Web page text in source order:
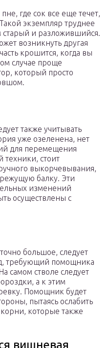
где сок все еще течет,
экземпляр труднее
старый и разложившийся.
возникнуть другая
крошится, когда вы
случае проще
который просто
также учитывать
уже озеленена, нет
для перемещения
техники, стоит
выкорчевывания,
балку. Эти
изменений
осуществлены с
большое, следует
требующий помощника
самом стволе следует
а к этим
Помощник будет
пытаясь ослабить
которые также
вишневая